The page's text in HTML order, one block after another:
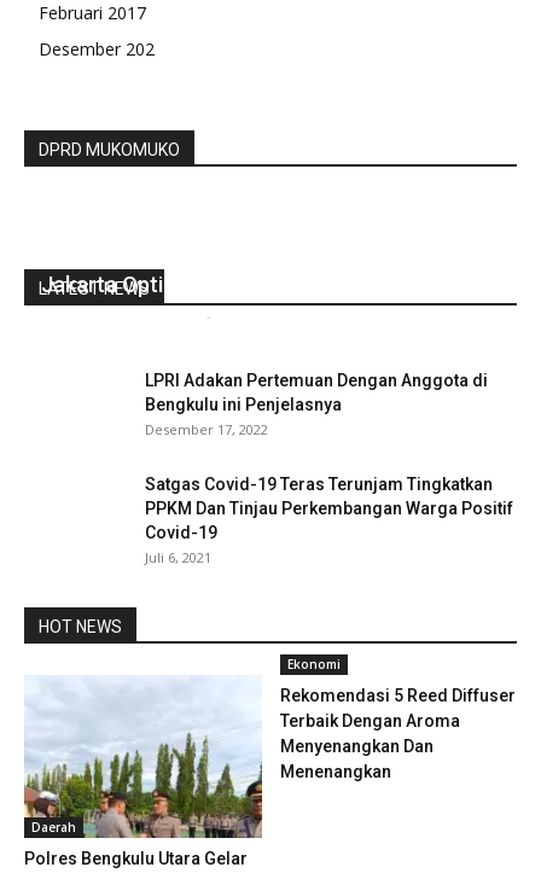
Februari 2017
Desember 202
DPRD MUKOMUKO
LATEST NEWS
Jakarta Optimis Indonesia Sejahtera
-
LPRI Adakan Pertemuan Dengan Anggota di
Bengkulu ini Penjelasnya
Desember 17, 2022
Satgas Covid-19 Teras Terunjam Tingkatkan
PPKM Dan Tinjau Perkembangan Warga Positif
Covid-19
Juli 6, 2021
HOT NEWS
Daerah
Polres Bengkulu Utara Gelar
Ekonomi
Rekomendasi 5 Reed Diffuser
Terbaik Dengan Aroma
Menyenangkan Dan
Menenangkan